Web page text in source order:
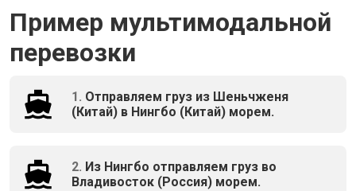
Пример мультимодальной
перевозки
1. Отправляем груз из Шеньчженя
(Китай) в Нингбо (Китай) морем.
2. Из Нингбо отправляем груз во
Владивосток (Россия) морем.